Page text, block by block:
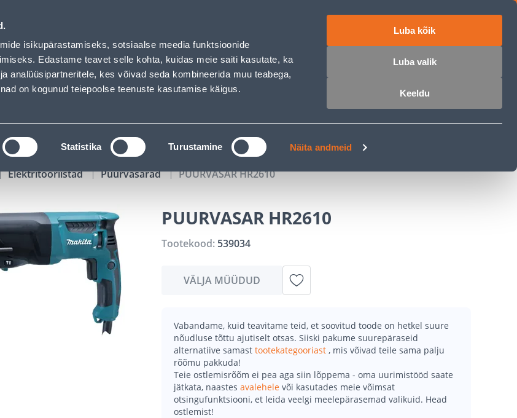
isikupärastamiseks, sotsiaalse meedia funktsioonide
Edastame teavet selle kohta, kuidas meie saiti kasutate, ka
analüüsipartneritele, kes võivad seda kombineerida muu teabega,
on kogunud teiepoolse teenuste kasutamise käigus.
Statistika Turustamine Näita andmeid
Luba kõik
Luba valik
Keeldu
Teenused Karjäärileht
OTSI Logi sisse
TÖÖRIISTALAENUTUS JÄRELMAKS
Elektritööriistad Puurvasarad PUURVASAR HR2610
PUURVASAR HR2610
Tootekood: 539034
VÄLJA MÜÜDUD
Vabandame, kuid teavitame teid, et soovitud toode on hetkel suure
nõudluse tõttu ajutiselt otsas. Siiski pakume suurepäraseid
alternatiive samast tootekategooriast , mis võivad teile sama palju
rõõmu pakkuda!
Teie ostlemisrõõm ei pea aga siin lõppema - oma uurimistööd saate
jätkata, naastes avalehele või kasutades meie võimsat
otsingufunktsiooni, et leida veelgi meelepärasemad valikuid. Head
ostlemist!